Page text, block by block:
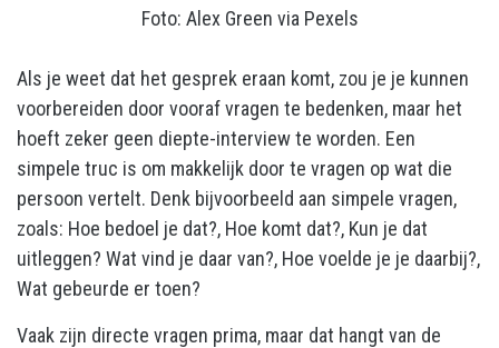
Foto: Alex Green via Pexels
Als je weet dat het gesprek eraan komt, zou je je kunnen
voorbereiden door vooraf vragen te bedenken, maar het
hoeft zeker geen diepte-interview te worden. Een
simpele truc is om makkelijk door te vragen op wat die
persoon vertelt. Denk bijvoorbeeld aan simpele vragen,
zoals: Hoe bedoel je dat?, Hoe komt dat?, Kun je dat
uitleggen? Wat vind je daar van?, Hoe voelde je je daarbij?,
Wat gebeurde er toen?
Vaak zijn directe vragen prima, maar dat hangt van de